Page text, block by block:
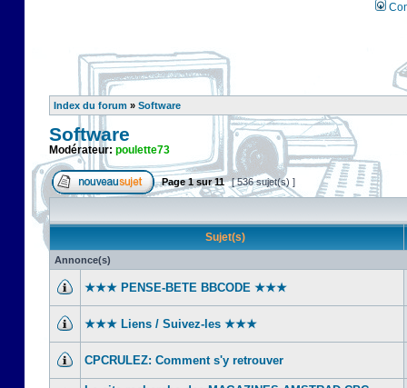
Index du forum » Software
Software
Modérateur: poulette73
Page1sur11 [ 536 sujet(s) ]
Sujet(s)
Annonce(s)
★★★ PENSE-BETE BBCODE ★★★
★★★ Liens / Suivez-les ★★★
CPCRULEZ: Comment s'y retrouver‎